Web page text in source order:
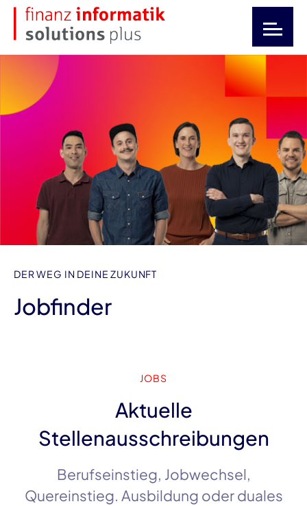
DER WEG IN DEINE ZUKUNFT
Jobfinder
JOBS
Aktuelle
Stellenausschreibungen
Berufseinstieg, Jobwechsel,
Quereinstieg. Ausbildung oder duales